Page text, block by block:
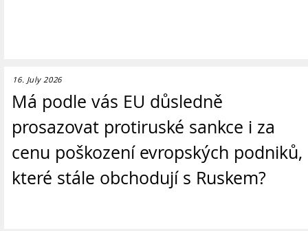
16. July 2026
Má podle vás EU důsledně
prosazovat protiruské sankce i za
cenu poškození evropských podniků,
které stále obchodují s Ruskem?